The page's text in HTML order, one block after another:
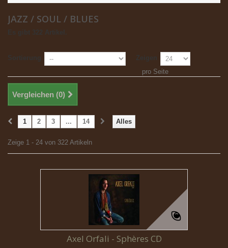
JAZZ / SOUL / BLUES
Es gibt 322 Artikel.
Sortierung
Zeigen
pro Seite
Vergleichen (0)
Alles
1 2 3 ... 14
Zeige 1 - 24 von 322 Artikeln
Axel Orfali - Sphères CD